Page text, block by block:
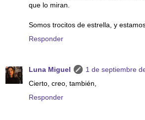
que lo miran.
Somos trocitos de estrella, y
Responder
Luna Miguel
1 de septiembre
Cierto, creo, también,
Responder